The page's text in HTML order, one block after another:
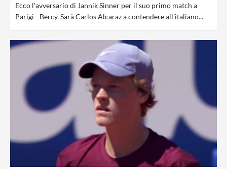
Ecco l'avversario di Jannik Sinner per il suo primo match a
Parigi - Bercy. Sarà Carlos Alcaraz a contendere all'italiano...